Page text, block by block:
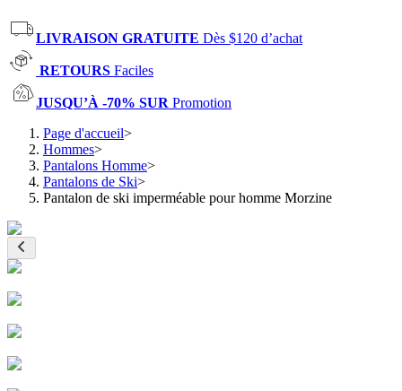
LIVRAISON GRATUITE Dès $120 d’achat
RETOURS Faciles
JUSQU’À -70% SUR Promotion
Page d'accueil>
Hommes>
Pantalons Homme>
Pantalons de Ski>
Pantalon de ski imperméable pour homme Morzine